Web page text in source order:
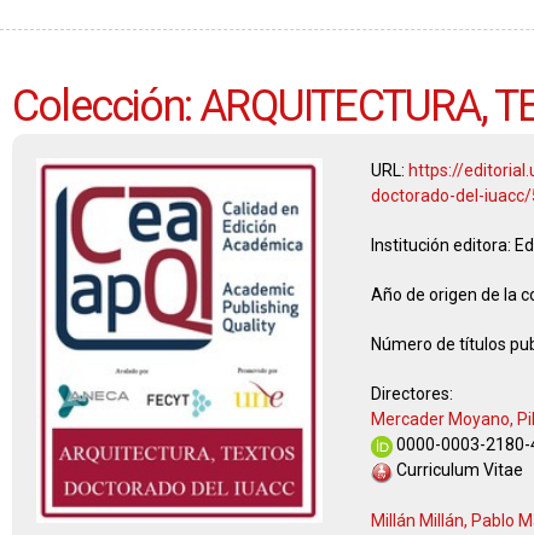
Colección: ARQUITECTURA,
URL: https://
doctorado-del-
Institución editora:
Año de origen de la
Número de títulos
Directores:
Mercader Moyano,
0000-0003-2180-
Curriculum Vitae
Millán Millán, Pablo